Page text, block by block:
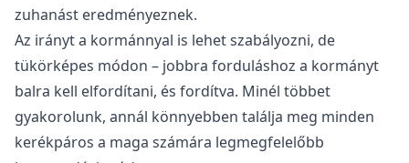
zuhanást eredményeznek.
Az irányt a kormánnyal is lehet szabályozni, de
tükörképes módon – jobbra forduláshoz a kormányt
balra kell elfordítani, és fordítva. Minél többet
gyakorolunk, annál könnyebben találja meg minden
kerékpáros a maga számára legmegfelelőbb